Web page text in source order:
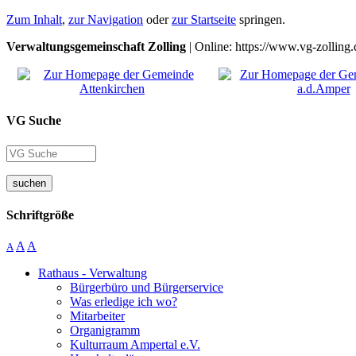
Zum Inhalt, zur Navigation oderzur Startseite springen.
Verwaltungsgemeinschaft Zolling | Online: https://www.vg-
VG Suche
suchen
Schriftgröße
A A A
Rathaus - Verwaltung
Bürgerbüro und Bürgerservice
Was erledige ich wo?
Mitarbeiter
Organigramm
Kulturraum Ampertal e.V.